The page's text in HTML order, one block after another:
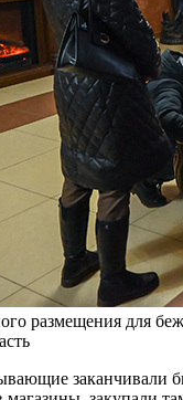
размещения для
заканчивали